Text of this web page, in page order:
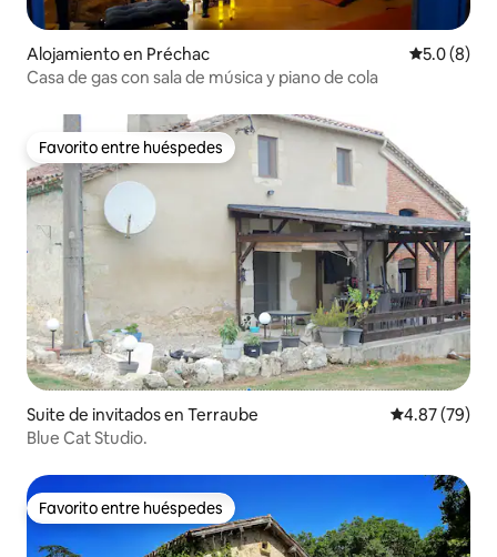
Alojamiento en Préchac
5.0 (8)
Casa de gas con sala de música y piano de cola
Favorito entre huéspedes
Favorito entre huéspedes
Suite de invitados en Terraube Calificación
4.87 (79)
Blue Cat Studio.
Favorito entre huéspedes
Favorito entre huéspedes